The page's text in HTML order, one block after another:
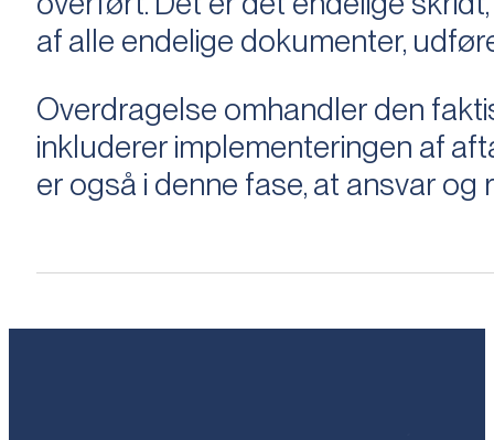
af alle endelige dokumenter,
Overdragelse omhandler den
inkluderer implementeringen af
er også i denne fase, at ansvar